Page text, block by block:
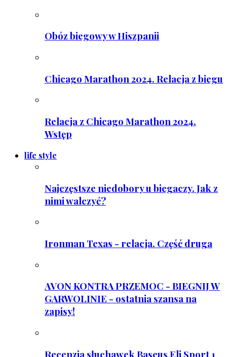
Obóz biegowy w Hiszpanii
Chicago Marathon 2024. Relacja z biegu
Relacja z Chicago Marathon 2024.
Wstęp
life style
Najczęstsze niedobory u biegaczy. Jak z
nimi walczyć?
Ironman Texas - relacja. Część druga
AVON KONTRA PRZEMOC - BIEGNIJ W
GARWOLINIE - ostatnia szansa na
zapisy!
Recenzja słuchawek Baseus Eli Sport 1